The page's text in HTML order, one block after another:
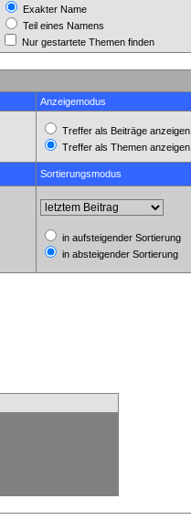
Exakter Name
Teil eines Namens
Nur gestartete Themen finden
Anzeigemodus
Treffer als Beiträge anzeigen
Treffer als Themen anzeigen
Sortierungsmodus
in aufsteigender Sortierung
in absteigender Sortierung